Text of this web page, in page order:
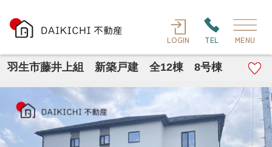
LOGIN TEL MENU
羽生市藤井上組 新築戸建 全12棟 8号棟